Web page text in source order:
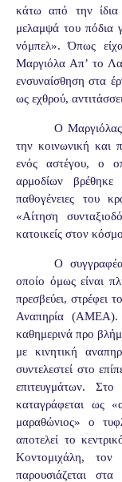
κάτω από την
μελαμψά του πόδια
νόμπελ». Όπως
Μαργιόλα Απ’ το
ενσυναίσθηση στα
ως εχθρού,
Ο
την κοινωνική και
ενός αστέγου, ο
αρμοδίων βρέθηκε
παθογένειες του
«Αίτηση
κατοικείς στον
Ο
οποίο όμως είναι
πρεσβεύει, στρέφει
Αναπηρία (ΑΜΕΑ).
καθημερινά προ
με κινητική
συντελεστεί στο
επιτευγμάτων.
καταγράφεται ως
μαραθώνιος» ο
αποτελεί το
Κοντομιχάλη, τον
παρουσιάζεται